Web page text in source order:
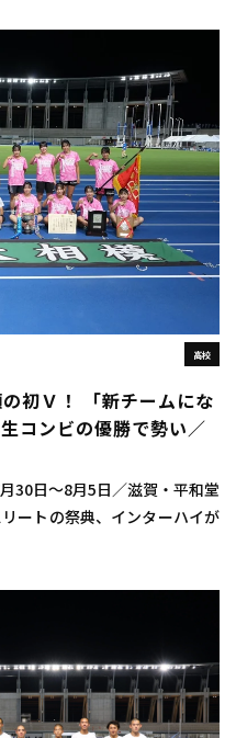
高校
初Ｖ！ 「新チームにな
コンビの優勝で勢い／
30日～8月5日／滋賀・平和堂
ートの祭典、インターハイが
（神奈川）が33点を獲得し、